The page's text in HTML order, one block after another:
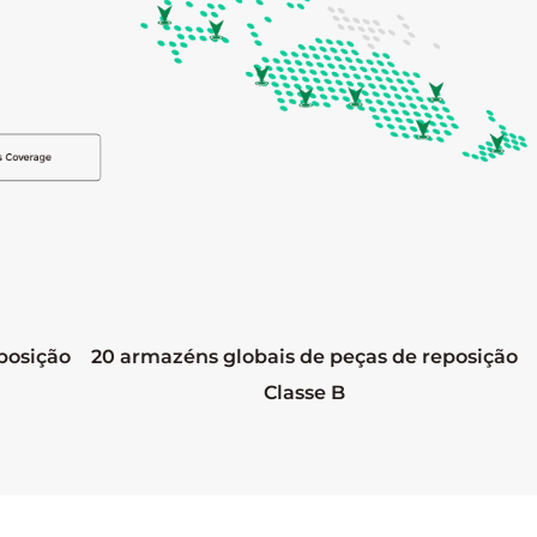
20 armazéns globais de peças de reposição
Classe B